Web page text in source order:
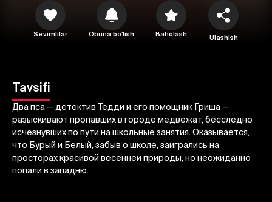
Sevimlilar Obuna boʻlish Baholash Ulashish
Tavsifi
Два пса — детектив Тедди и его помощник Гриша —
разыскивают пропавших в городе медвежат, бесследно
исчезнувших по пути на школьные занятия. Оказывается,
что Бурый и Белый, забыв о школе, заигрались на
просторах красивой весенней природы, но неожиданно
попали в западню.
2 3
Bekor qilish Tizimga kirish